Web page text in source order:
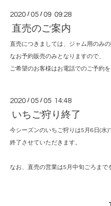
2020 /05 /09 09:28
直売のご案内
直売につきましては、ジャム用のみの
なお予約販売のみとなりますので、
ご希望のお客様はお電話でのご予約を
2020 /05 /05 14:48
いちご狩り終了
今シーズンのいちご狩りは5月6日(水)
終了させていただきます。
なお、直売の営業は5月中旬ごろまで